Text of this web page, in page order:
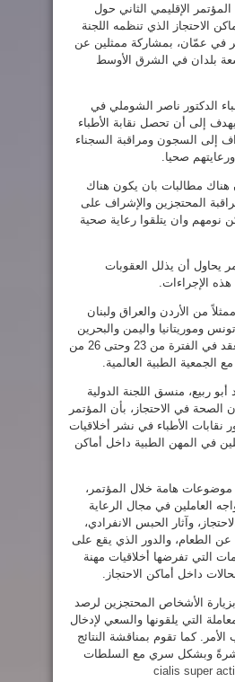
الإقليمي الثاني حول
الاحتجاز الذي تنظمه اللجنة
في عمّان، بمشاركة ممثلين عن
بلدان في الشرق الأوسط
الدكتور ناصر الشوملي في
إلى أن تحصل نقابة الأطباء
إلى السجون ومراقبة السجناء
صحيا.
هناك مطالبات بان يكون هناك
المحتجزين والإشراف على
نومهم وان يتلقوا رعاية صحية
يحاول أن يذلل العقوبات
الإجراءات.
ويشارك أكثر من 20 ممثلاً من الأردن والعراق ولبنان
وموريتانيا واليمن والبحرين
في المؤتمر، الذي ينعقد في الفترة من 23 وحتى 26 من
مع الجمعية الطبية العالمية.
ربيع، منسق اللجنة الدولية
الصحة في الاحتجاز، بأن المؤتمر
الأطباء في نشر أخلاقيات
في المهن الطبية داخل أماكن
هامة خلال المؤتمر،
العاملين في مجال الرعاية
وآثار الحبس الانفرادي،
عن الطعام، والدور الذي يقع على
التي تفرضها أخلاقيات مهنة
داخل أماكن الاحتجاز.
بزيارة الأشخاص المحتجزين لرصد
التي يلقونها والسعي لإدخال
كما تقوم بمناقشة النتائج
وبشكل سري مع السلطات
cialis super